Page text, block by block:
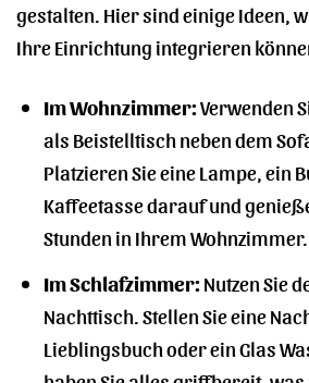
gestalten. Hier sind einige Ideen,
Ihre Einrichtung integrieren
Im Wohnzimmer:Verwenden
als Beistelltisch neben dem
Platzieren Sie eine Lampe, ein
Kaffeetasse darauf und
Stunden in Ihrem Wohnzimmer.
Im Schlafzimmer:Nutzen Sie
Nachttisch. Stellen Sie eine
Lieblingsbuch oder ein Glas